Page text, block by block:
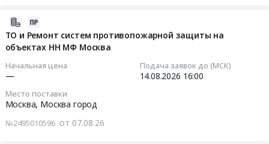
ТО и Ремонт систем противопожарной защиты на
объектах НН МФ Москва
Начальная цена
—
Подача заявок до (МСК)
14.08.2026 16:00
Место поставки
Москва, Москва город
№2495010596 от 07.08.26